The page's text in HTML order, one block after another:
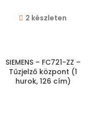
2 készleten
SIEMENS – FC721-ZZ –
Tűzjelző központ (1
hurok, 126 cím)